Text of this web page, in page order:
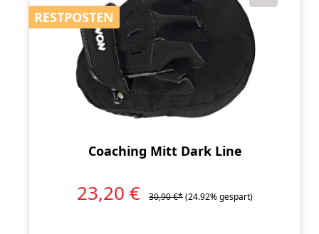
RESTPOSTEN
RESTPOSTEN
Coaching Mitt Dark Line
23,20 € 30,90 €*(24.92% gespart)